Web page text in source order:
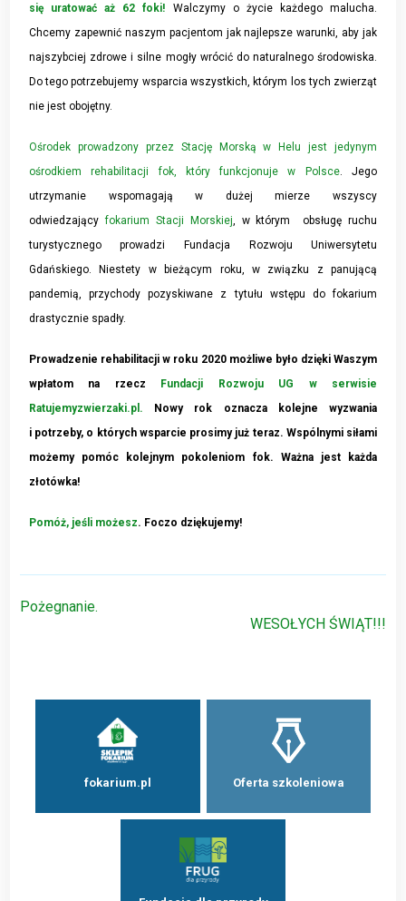
się uratować aż 62 foki! Walczymy o życie każdego malucha.
Chcemy zapewnić naszym pacjentom jak najlepsze warunki, aby jak
najszybciej zdrowe i silne mogły wrócić do naturalnego środowiska.
Do tego potrzebujemy wsparcia wszystkich, którym los tych zwierząt
nie jest obojętny.
Ośrodek prowadzony przez Stację Morską w Helu jest jedynym
ośrodkiem rehabilitacji fok, który funkcjonuje w Polsce. Jego
utrzymanie wspomagają w dużej mierze wszyscy
odwiedzającyfokarium Stacji Morskiej, w którym obsługę ruchu
turystycznego prowadzi Fundacja Rozwoju Uniwersytetu
Gdańskiego. Niestety w bieżącym roku, w związku z panującą
pandemią, przychody pozyskiwane z tytułu wstępu do fokarium
drastycznie spadły.
Prowadzenie rehabilitacji w roku 2020 możliwe było dzięki Waszym
wpłatom na rzecz Fundacji Rozwoju UG w serwisie
Ratujemyzwierzaki.pl. Nowy rok oznacza kolejne wyzwania
i potrzeby, o których wsparcie prosimy już teraz. Wspólnymi siłami
możemy pomóc kolejnym pokoleniom fok. Ważna jest każda
złotówka!
Pomóż, jeśli możesz. Foczo dziękujemy!
Nawigacja
Pożegnanie.
WESOŁYCH ŚWIĄT!!!
fokarium.pl Oferta szkoleniowa